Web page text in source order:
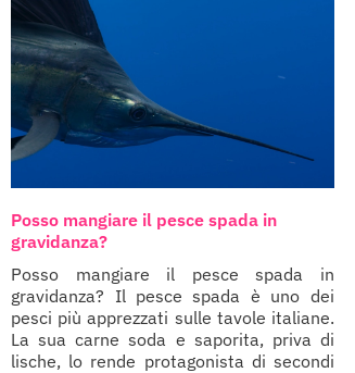
Posso mangiare il pesce spada in
gravidanza?
Posso mangiare il pesce spada in
gravidanza? Il pesce spada è uno dei
pesci più apprezzati sulle tavole italiane.
La sua carne soda e saporita, priva di
lische, lo rende protagonista di secondi